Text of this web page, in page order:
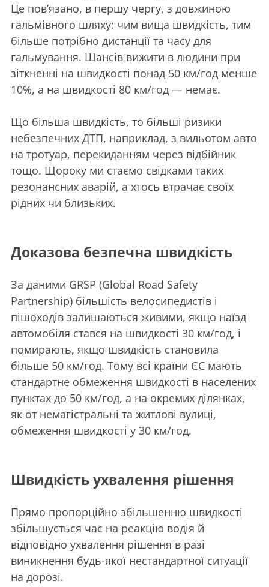
Це пов’язано, в першу чергу, з довжиною
гальмівного шляху: чим вища швидкість, тим
більше потрібно дистанції та часу для
гальмування. Шансів вижити в людини при
зіткненні на швидкості понад 50 км/год менше
10%, а на швидкості 80 км/год — немає.
Що більша швидкість, то більші ризики
небезпечних ДТП, наприклад, з вильотом авто
на тротуар, перекиданням через відбійник
тощо. Щороку ми стаємо свідками таких
резонансних аварій, а хтось втрачає своїх
рідних чи близьких.
Доказова безпечна швидкість
За даними GRSP (Global Road Safety
Partnership) більшість велосипедистів і
пішоходів залишаються живими, якщо наїзд
автомобіля стався на швидкості 30 км/год, і
помирають, якщо швидкість становила
більше 50 км/год. Тому всі країни ЄС мають
стандартне обмеження швидкості в населених
пунктах до 50 км/год, а на окремих ділянках,
як от немагістральні та житлові вулиці,
обмеження швидкості у 30 км/год.
Швидкість ухвалення рішення
Прямо пропорційно збільшенню швидкості
збільшується час на реакцію водія й
відповідно ухвалення рішення в разі
виникнення будь-якої нестандартної ситуації
на дорозі.